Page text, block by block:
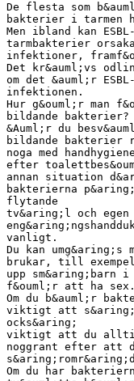
De flesta som
bakterier i tarmen
Men ibland kan
tarmbakterier orsaka
infektioner,
Det kr&auml;vs
om det &auml;r
infektionen.
Hur g&ouml;r man
bildande bakterier?
&Auml;r du
bildande bakterier
noga med
efter
annan situation
bakterierna
flytande
tv&aring;l och egen
vanligt.
Du kan umg&aring;s
brukar, till
upp sm&aring;barn
f&ouml;r att ha sex.
Om du b&auml;r
viktigt att
ocks&aring;
viktigt att du alltid
noggrant efter att
Om du har